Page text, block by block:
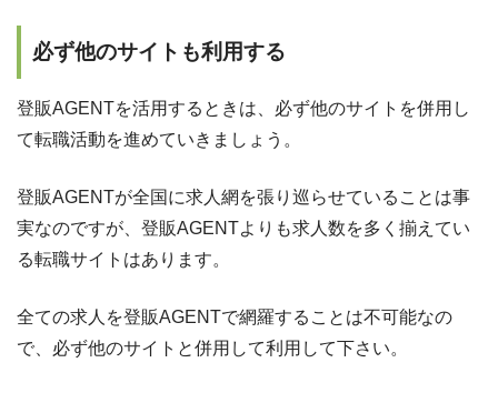
必ず他のサイトも利用する
登販AGENTを活用するときは、必ず他のサイトを併用し
て転職活動を進めていきましょう。
登販AGENTが全国に求人網を張り巡らせていることは事
実なのですが、登販AGENTよりも求人数を多く揃えてい
る転職サイトはあります。
全ての求人を登販AGENTで網羅することは不可能なの
で、必ず他のサイトと併用して利用して下さい。